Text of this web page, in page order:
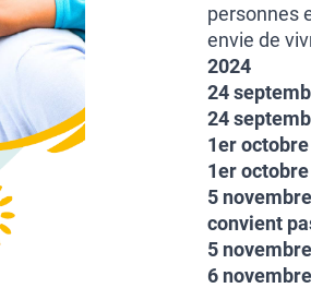
personnes
envie de
2024
24
24
1er
1er
5
convient
5
6